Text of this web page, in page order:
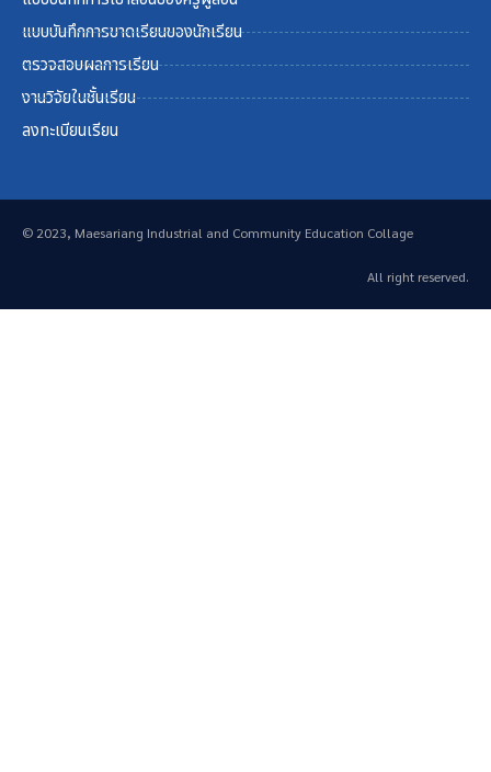
แบบบันทึกการขาดเรียนของนักเรียน
ตรวจสอบผลการเรียน
งานวิจัยในชั้นเรียน
ลงทะเบียนเรียน
© 2023, Maesariang Industrial and Community Education Collage
All right reserved.